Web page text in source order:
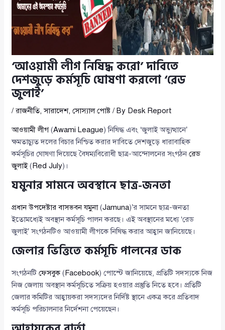
‘আওয়ামী লীগ নিষিদ্ধ করো’ দাবিতে
দেশজুড়ে কর্মসূচি ঘোষণা করলো ‘রেড
জুলাই’
/রাজনীতি,সারাদেশ,সোস্যাল পোষ্ট / By Desk Report
আওয়ামী লীগ(Awami League) নিষিদ্ধ এবং ‘জুলাই অভ্যুত্থানে’
ক্ষমতাচ্যুত দলের বিচার নিশ্চিত করার দাবিতে দেশজুড়ে ধারাবাহিক
কর্মসূচির ঘোষণা দিয়েছে বৈষম্যবিরোধী ছাত্র-আন্দোলনের সংগঠনরেড
জুলাই( Red July)।
যমুনার সামনে অবস্থানে ছাত্র-জনতা
প্রধান উপদেষ্টার বাসভবন যমুনা(Jamuna)’র সামনে ছাত্র-জনতা
ইতোমধ্যেই অবস্থান কর্মসূচি পালন করছে। এই অবস্থানের মধ্যে ‘রেড
জুলাই’ সংগঠনটিও আওয়ামী লীগকে নিষিদ্ধ করার আহ্বান জানিয়েছে।
জেলার ভিত্তিতে কর্মসূচি পালনের ডাক
সংগঠনটিফেসবুক( Facebook) পোস্টে জানিয়েছে, প্রতিটি সদস্যকে নিজ
নিজ জেলায় অবস্থান কর্মসূচিতে সক্রিয় হওয়ার প্রস্তুতি নিতে হবে। প্রতিটি
জেলার কমিটির আহ্বায়করা সদস্যদের নির্দিষ্ট স্থানে একত্র করে প্রতিবাদ
কর্মসূচি পরিচালনার নির্দেশনা পেয়েছেন।